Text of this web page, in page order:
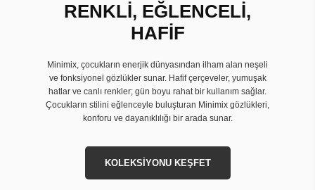
RENKLİ, EĞLENCELİ,
HAFİF
Minimix, çocukların enerjik dünyasından ilham alan neşeli
ve fonksiyonel gözlükler sunar. Hafif çerçeveler, yumuşak
hatlar ve canlı renkler; gün boyu rahat bir kullanım sağlar.
Çocukların stilini eğlenceyle buluşturan Minimix gözlükleri,
konforu ve dayanıklılığı bir arada sunar.
KOLEKSİYONU KEŞFET